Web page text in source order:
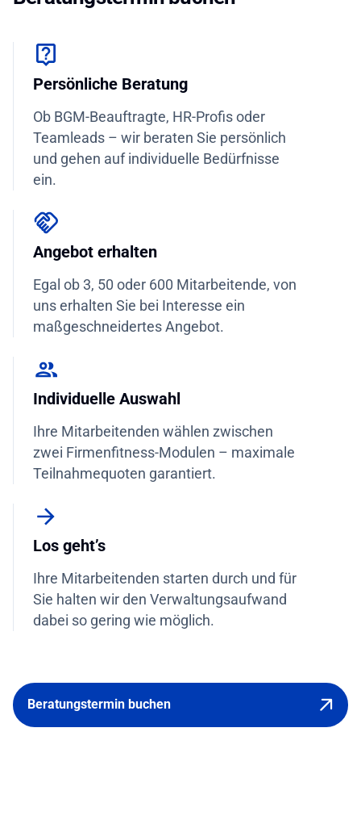
Persönliche Beratung
Ob BGM-Beauftragte, HR-Profis oder
Teamleads – wir beraten Sie persönlich
und gehen auf individuelle Bedürfnisse
ein.
Angebot erhalten
Egal ob 3, 50 oder 600 Mitarbeitende, von
uns erhalten Sie bei Interesse ein
maßgeschneidertes Angebot.
Individuelle Auswahl
Ihre Mitarbeitenden wählen zwischen
zwei Firmenfitness-Modulen – maximale
Teilnahmequoten garantiert.
Los geht’s
Ihre Mitarbeitenden starten durch und für
Sie halten wir den Verwaltungsaufwand
dabei so gering wie möglich.
Beratungstermin buchen